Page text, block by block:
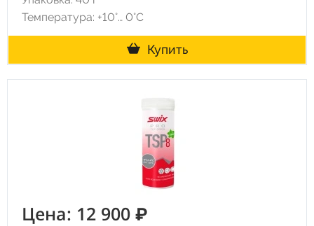
Температура: +10°… 0°С
Купить
Цена: 12 900 ₽